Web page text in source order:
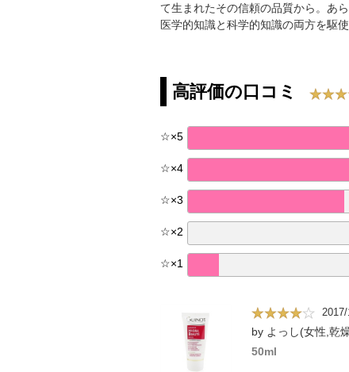
て生まれたその信頼の品質から。あ
医学的知識と科学的知識の両方を駆
高評価の口コミ
☆×5
☆×4
☆×3
☆×2
☆×1
by よっし(女性,乾
50ml